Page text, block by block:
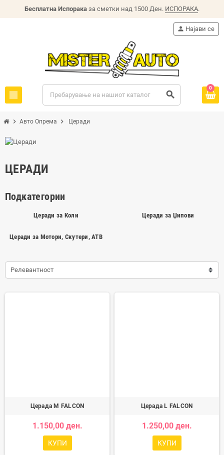
Бесплатна Испорака за сметки над 1500 Ден. ИСПОРАКА.
view_headline search
person Најави се
0
chevron_right Авто Опрема chevron_right Церади
ЦЕРАДИ
Подкатегории
Церади за Коли Церади за Џипови
Церади за Мотори, Скутери, АТВ
Релевантност
Церада M FALCON
1.150,00 ден.
КУПИ
Церада L FALCON
1.250,00 ден.
КУПИ